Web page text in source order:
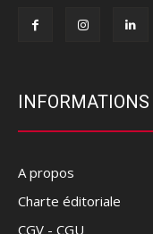
INFORMATIONS
A propos
Charte éditoriale
CGV - CGU